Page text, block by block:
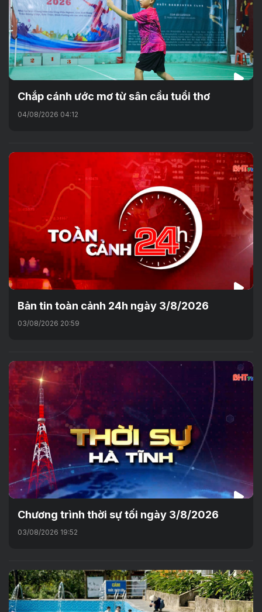
Chắp cánh ước mơ từ sân cầu tuổi thơ
04/08/2026 04:12
Bản tin toàn cảnh 24h ngày 3/8/2026
03/08/2026 20:59
Chương trình thời sự tối ngày 3/8/2026
03/08/2026 19:52